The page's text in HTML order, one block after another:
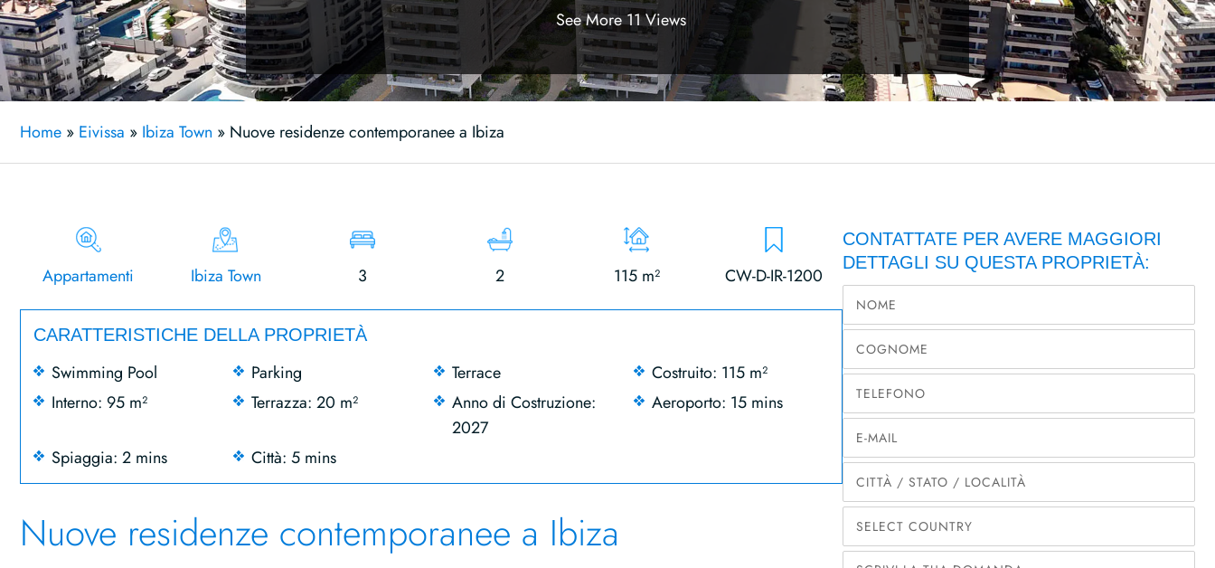
See More 11 Views
Home » Eivissa » Ibiza Town » Nuove residenze contemporanee a Ibiza
Appartamenti Ibiza Town 3 2 115 m² CW-D-IR-1200
CARATTERISTICHE DELLA PROPRIETÀ
Swimming Pool Parking Terrace
Costruito: 115 m²
Interno: 95 m²
Terrazza: 20 m²
Anno di Costruzione:
2027
Aeroporto: 15 mins
Spiaggia: 2 mins Città: 5 mins
Nuove residenze contemporanee a Ibiza
CONTATTATE PER AVERE MAGGIORI
DETTAGLI SU QUESTA PROPRIETÀ: